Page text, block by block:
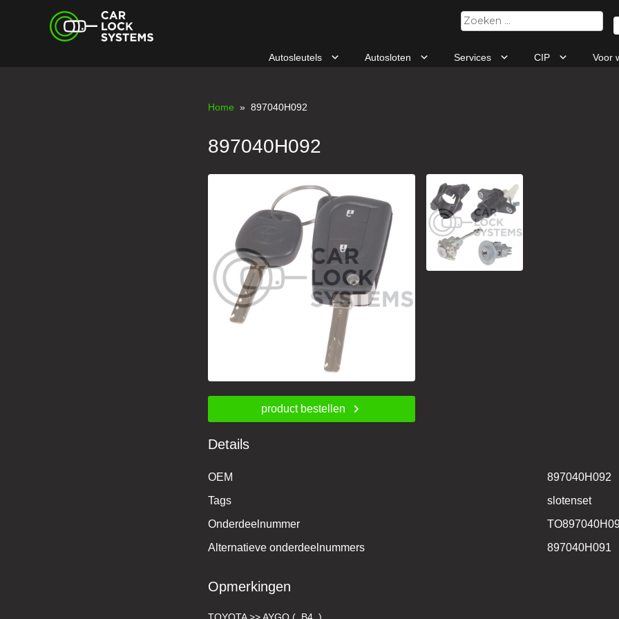
Car Lock Systems
Zoeken
naar:
Autosleutels Autosloten Services CIP Voor
Home » 897040H092
897040H092
product bestellen
Details
OEM
897040H092
Tags
slotenset
Onderdeelnummer
Alternatieve onderdeelnummers
897040H091
Opmerkingen